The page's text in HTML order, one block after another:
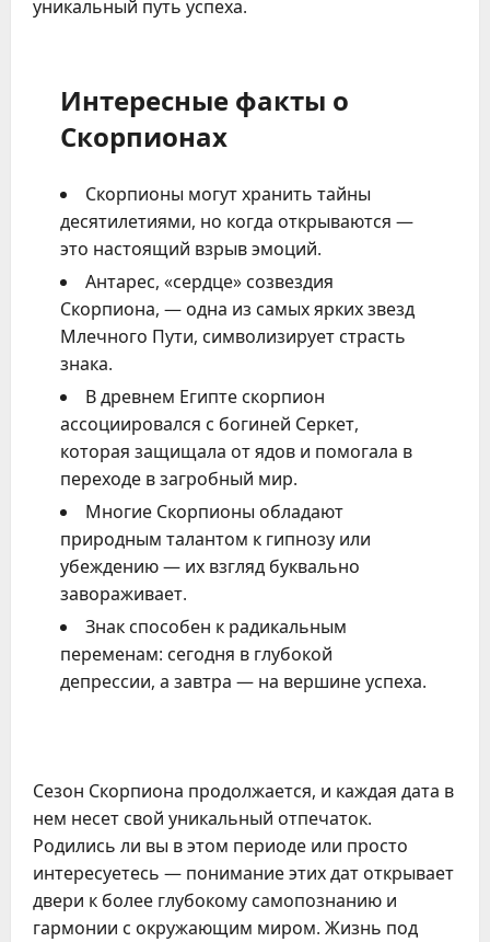
уникальный путь успеха.
Интересные факты о
Скорпионах
Скорпионы могут хранить тайны
десятилетиями, но когда открываются —
это настоящий взрыв эмоций.
Антарес, «сердце» созвездия
Скорпиона, — одна из самых ярких звезд
Млечного Пути, символизирует страсть
знака.
В древнем Египте скорпион
ассоциировался с богиней Серкет,
которая защищала от ядов и помогала в
переходе в загробный мир.
Многие Скорпионы обладают
природным талантом к гипнозу или
убеждению — их взгляд буквально
завораживает.
Знак способен к радикальным
переменам: сегодня в глубокой
депрессии, а завтра — на вершине успеха.
Сезон Скорпиона продолжается, и каждая дата в
нем несет свой уникальный отпечаток.
Родились ли вы в этом периоде или просто
интересуетесь — понимание этих дат открывает
двери к более глубокому самопознанию и
гармонии с окружающим миром. Жизнь под